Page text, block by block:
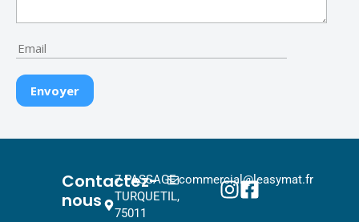
Contactez-
nous
7 PASSAGE
TURQUETIL,
75011
commercial@leasymat.fr